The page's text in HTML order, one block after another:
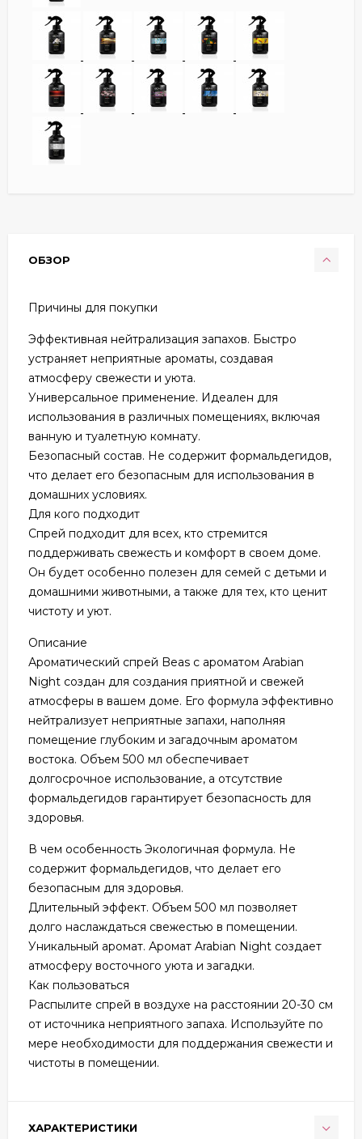
ОБЗОР
Причины для покупки
Эффективная нейтрализация запахов. Быстро
устраняет неприятные ароматы, создавая
атмосферу свежести и уюта.
Универсальное применение. Идеален для
использования в различных помещениях, включая
ванную и туалетную комнату.
Безопасный состав. Не содержит формальдегидов,
что делает его безопасным для использования в
домашних условиях.
Для кого подходит
Спрей подходит для всех, кто стремится
поддерживать свежесть и комфорт в своем доме.
Он будет особенно полезен для семей с детьми и
домашними животными, а также для тех, кто ценит
чистоту и уют.
Описание
Ароматический спрей Beas с ароматом Arabian
Night создан для создания приятной и свежей
атмосферы в вашем доме. Его формула эффективно
нейтрализует неприятные запахи, наполняя
помещение глубоким и загадочным ароматом
востока. Объем 500 мл обеспечивает
долгосрочное использование, а отсутствие
формальдегидов гарантирует безопасность для
здоровья.
В чем особенность Экологичная формула. Не
содержит формальдегидов, что делает его
безопасным для здоровья.
Длительный эффект. Объем 500 мл позволяет
долго наслаждаться свежестью в помещении.
Уникальный аромат. Аромат Arabian Night создает
атмосферу восточного уюта и загадки.
Как пользоваться
Распылите спрей в воздухе на расстоянии 20-30 см
от источника неприятного запаха. Используйте по
мере необходимости для поддержания свежести и
чистоты в помещении.
ХАРАКТЕРИСТИКИ